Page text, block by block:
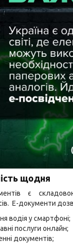
щодня
є
Е-документи
водія у смартфоні;
послуги онлайн;
документів;